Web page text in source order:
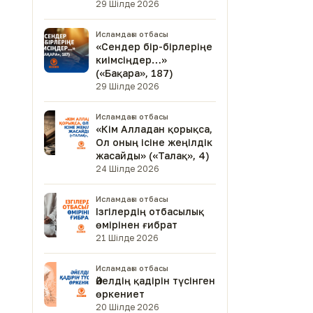
29 Шілде 2026
Исламдағы отбасы
«Сендер бір-бірлеріңе
киімсіңдер…»
(«Бақара», 187)
29 Шілде 2026
Исламдағы отбасы
«Кім Алладан қорықса,
Ол оның ісіне жеңілдік
жасайды» («Талақ», 4)
24 Шілде 2026
Исламдағы отбасы
Ізгілердің отбасылық
өмірінен ғибрат
21 Шілде 2026
Исламдағы отбасы
Әйелдің қадірін түсінген
өркениет
20 Шілде 2026